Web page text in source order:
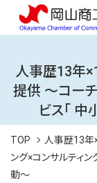
人事歴13年
提供 ～コー
ビス「
TOP
人事歴13
ング×コンサルティ
動～